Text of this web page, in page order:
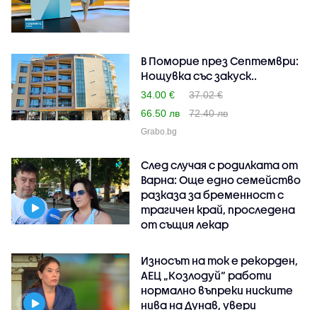
В Поморие през Септември:
Нощувка със закуск..
34.00 €
37.02 €
66.50 лв
72.40 лв
Grabo.bg
След случая с родилката от
Варна: Още едно семейство
разказа за бременност с
трагичен край, проследена
от същия лекар
Износът на ток е рекорден,
АЕЦ „Козлодуй“ работи
нормално въпреки ниските
нива на Дунав, увери